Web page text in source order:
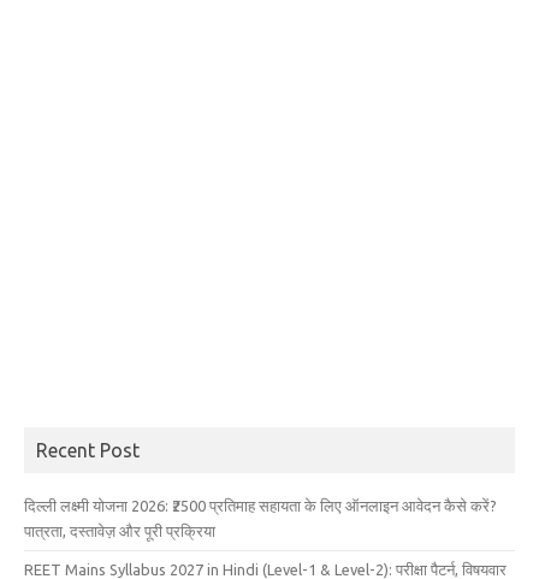
Recent Post
दिल्ली लक्ष्मी योजना 2026: ₹2500 प्रतिमाह सहायता के लिए ऑनलाइन आवेदन कैसे करें?
पात्रता, दस्तावेज़ और पूरी प्रक्रिया
REET Mains Syllabus 2027 in Hindi (Level-1 & Level-2): परीक्षा पैटर्न, विषयवार